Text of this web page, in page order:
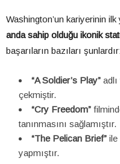
Washington’un kariyerinin ilk
anda sahip olduğu ikonik
başarıların bazıları
“A Soldier’s Play”
çekmiştir.
“Cry Freedom”
tanınmasını sağlamıştır.
“The Pelican Brief” ile
yapmıştır.